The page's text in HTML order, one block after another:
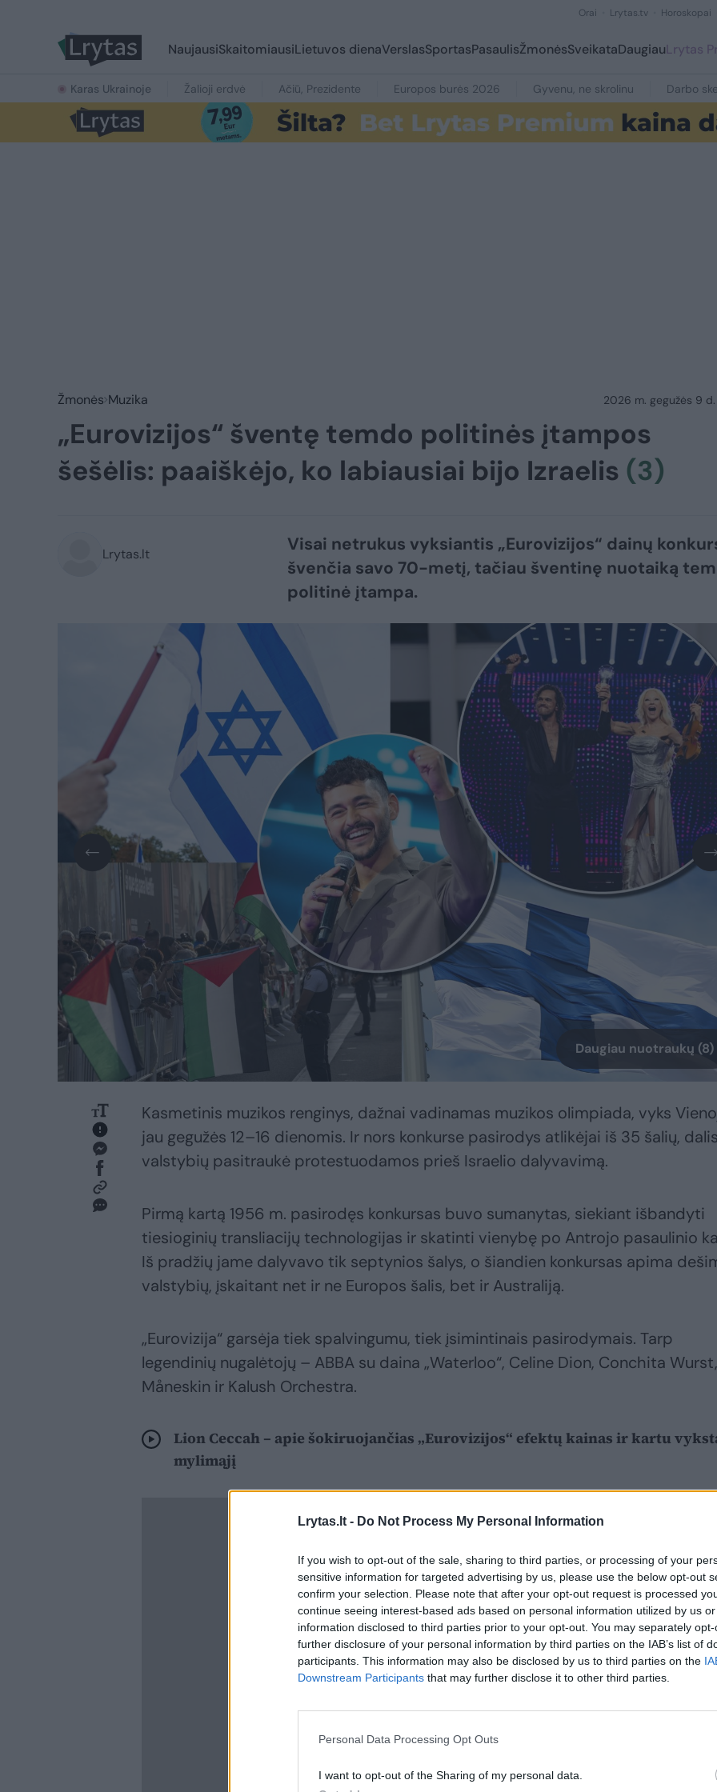
Lrytas.lt - Do Not Process My Personal Information
If you wish to opt-out of the sale, sharing to third parties, or processing of your
sensitive information for targeted advertising by us, please use the below opt-out
confirm your selection. Please note that after your opt-out request is processed
continue seeing interest-based ads based on personal information utilized by us
information disclosed to third parties prior to your opt-out. You may separately
further disclosure of your personal information by third parties on the IAB’s list of
participants. This information may also be disclosed by us to third parties on the
Downstream Participants that may further disclose it to other third parties.
Personal Data Processing Opt Outs
I want to opt-out of the Sharing of my personal data.
Orai Lrytas.tv Horoskopai
NaujausiSkaitomiausiLietuvos dienaVerslasSportasPasaulisŽmonėsSveikataDaugiauLrytas
Karas Ukrainoje Žalioji erdvė Ačiū, Prezidente Europos burės 2026 Gyvenu, ne skrolinu Darbo
Žmonės Muzika 2026 m. gegužės 9 d.
„Eurovizijos“ šventę temdo politinės įtampos
šešėlis: paaiškėjo, ko labiausiai bijo Izraelis (3)
Lrytas.lt
Visai netrukus vyksiantis „Eurovizijos“ dainų
švenčia savo 70-metį, tačiau šventinę nuotaiką
politinė įtampa.
Daugiau nuotraukų (8)
Kasmetinis muzikos renginys, dažnai vadinamas muzikos olimpiada, vyks
jau gegužės 12–16 dienomis. Ir nors konkurse pasirodys atlikėjai iš 35 šalių,
valstybių pasitraukė protestuodamos prieš Israelio dalyvavimą.
Pirmą kartą 1956 m. pasirodęs konkursas buvo sumanytas, siekiant išbandyti
tiesioginių transliacijų technologijas ir skatinti vienybę po Antrojo pasaulinio
Iš pradžių jame dalyvavo tik septynios šalys, o šiandien konkursas apima
valstybių, įskaitant net ir ne Europos šalis, bet ir Australiją.
„Eurovizija“ garsėja tiek spalvingumu, tiek įsimintinais pasirodymais. Tarp
legendinių nugalėtojų – ABBA su daina „Waterloo“, Celine Dion, Conchita Wurst,
Måneskin ir Kalush Orchestra.
Lion Ceccah – apie šokiruojančias „Eurovizijos“ efektų kainas ir kartu
mylimąjį